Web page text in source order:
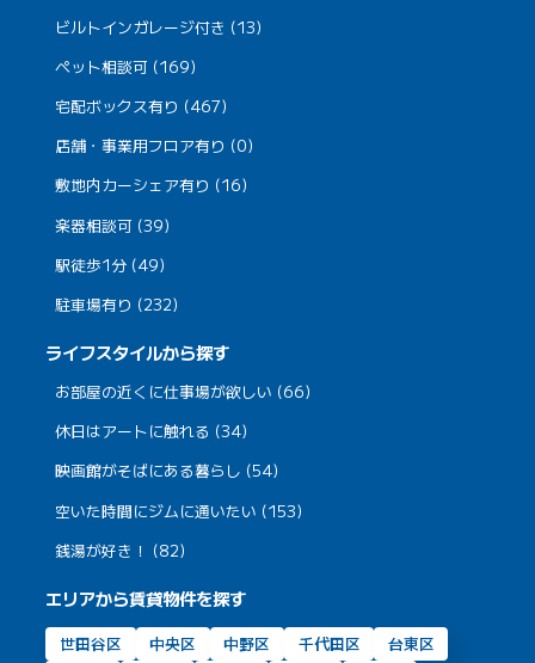
ビルトインガレージ付き (13)
ペット相談可 (169)
宅配ボックス有り (467)
店舗・事業用フロア有り (0)
敷地内カーシェア有り (16)
楽器相談可 (39)
駅徒歩1分 (49)
駐車場有り (232)
ライフスタイルから探す
お部屋の近くに仕事場が欲しい (66)
休日はアートに触れる (34)
映画館がそばにある暮らし (54)
空いた時間にジムに通いたい (153)
銭湯が好き！ (82)
エリアから賃貸物件を探す
世田谷区 中央区 中野区 千代田区
台東区